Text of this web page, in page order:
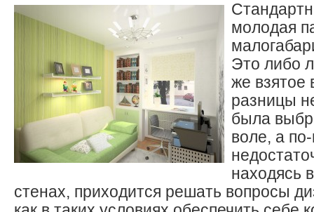
молодая
Это либо
же взятое
разницы
была
воле, а
находясь
стенах, приходится решать вопросы